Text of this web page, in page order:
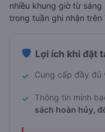
nhiều khung giờ từ
trong tuần ghi nhận trên
🛡️ Lợi ích khi đặt
✓ Cung cấp đầy đủ
✓ Thông tin minh
sách hoàn hủy,